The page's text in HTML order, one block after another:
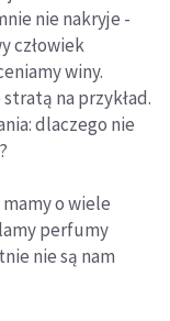
nie nakryje -
człowiek
winy.
na przykład.
dlaczego nie
o wiele
perfumy
nie są nam